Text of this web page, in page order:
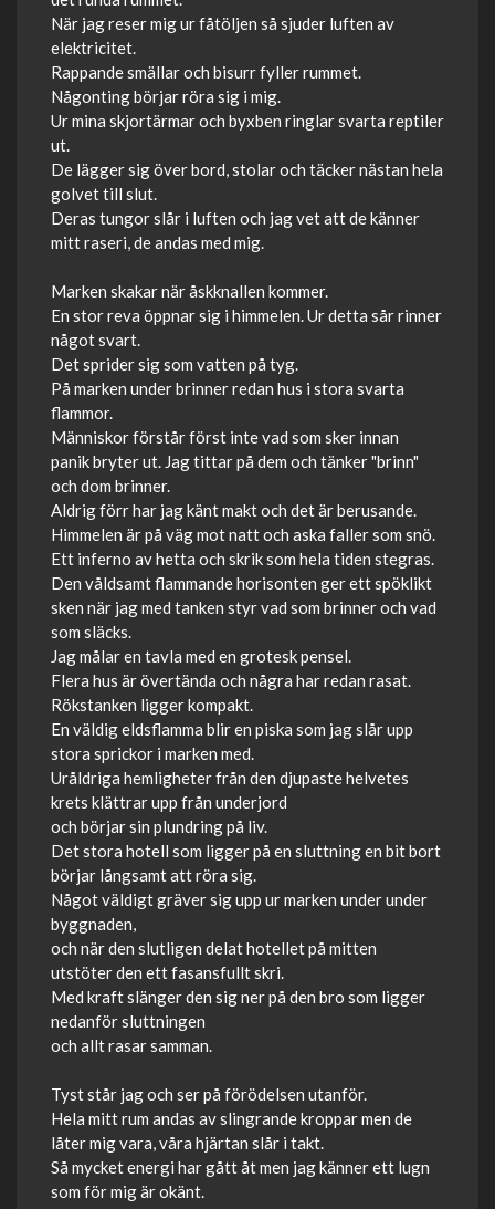
När jag reser mig ur fåtöljen så sjuder luften av
elektricitet.
Rappande smällar och bisurr fyller rummet.
Någonting börjar röra sig i mig.
Ur mina skjortärmar och byxben ringlar svarta reptiler
ut.
De lägger sig över bord, stolar och täcker nästan hela
golvet till slut.
Deras tungor slår i luften och jag vet att de känner
mitt raseri, de andas med mig.
Marken skakar när åskknallen kommer.
En stor reva öppnar sig i himmelen. Ur detta sår rinner
något svart.
Det sprider sig som vatten på tyg.
På marken under brinner redan hus i stora svarta
flammor.
Människor förstår först inte vad som sker innan
panik bryter ut. Jag tittar på dem och tänker "brinn"
och dom brinner.
Aldrig förr har jag känt makt och det är berusande.
Himmelen är på väg mot natt och aska faller som snö.
Ett inferno av hetta och skrik som hela tiden stegras.
Den våldsamt flammande horisonten ger ett spöklikt
sken när jag med tanken styr vad som brinner och vad
som släcks.
Jag målar en tavla med en grotesk pensel.
Flera hus är övertända och några har redan rasat.
Rökstanken ligger kompakt.
En väldig eldsflamma blir en piska som jag slår upp
stora sprickor i marken med.
Uråldriga hemligheter från den djupaste helvetes
krets klättrar upp från underjord
och börjar sin plundring på liv.
Det stora hotell som ligger på en sluttning en bit bort
börjar långsamt att röra sig.
Något väldigt gräver sig upp ur marken under under
byggnaden,
och när den slutligen delat hotellet på mitten
utstöter den ett fasansfullt skri.
Med kraft slänger den sig ner på den bro som ligger
nedanför sluttningen
och allt rasar samman.
Tyst står jag och ser på förödelsen utanför.
Hela mitt rum andas av slingrande kroppar men de
låter mig vara, våra hjärtan slår i takt.
Så mycket energi har gått åt men jag känner ett lugn
som för mig är okänt.